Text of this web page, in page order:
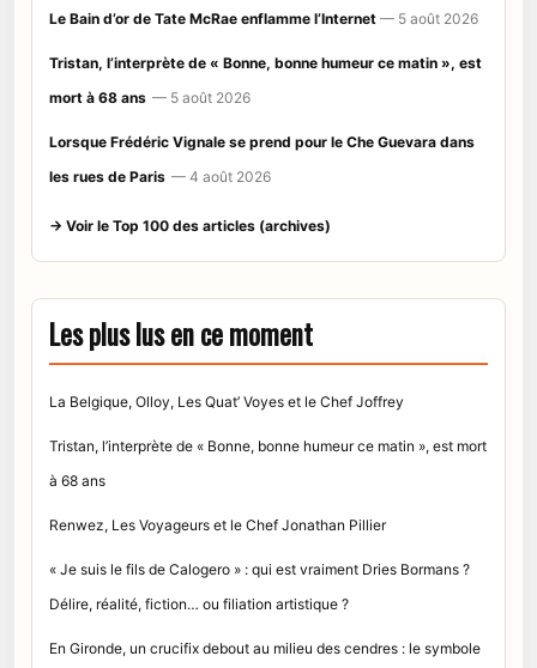
Le Bain d’or de Tate McRae enflamme l’Internet — 5 août 2026
Tristan, l’interprète de « Bonne, bonne humeur ce matin », est
mort à 68 ans — 5 août 2026
Lorsque Frédéric Vignale se prend pour le Che Guevara dans
les rues de Paris — 4 août 2026
→ Voir le Top 100 des articles (archives)
Les plus lus en ce moment
La Belgique, Olloy, Les Quat’ Voyes et le Chef Joffrey
Tristan, l’interprète de « Bonne, bonne humeur ce matin », est mort
à 68 ans
Renwez, Les Voyageurs et le Chef Jonathan Pillier
« Je suis le fils de Calogero » : qui est vraiment Dries Bormans ?
Délire, réalité, fiction… ou filiation artistique ?
En Gironde, un crucifix debout au milieu des cendres : le symbole